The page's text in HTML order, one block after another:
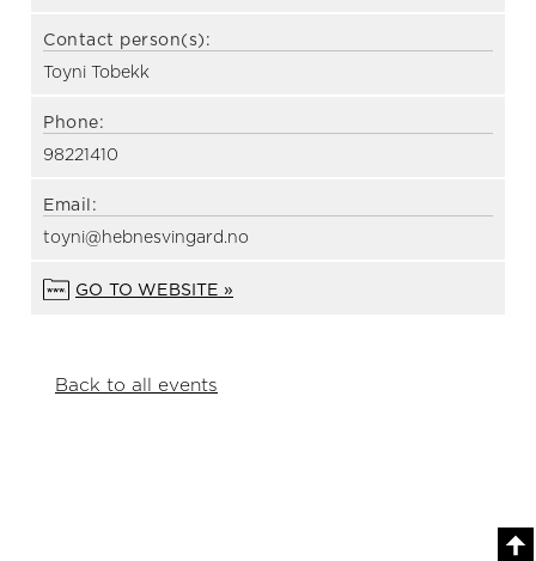
Contact person(s):
Toyni Tobekk
Phone:
98221410
Email:
toyni@hebnesvingard.no
GO TO WEBSITE »
Back to all events